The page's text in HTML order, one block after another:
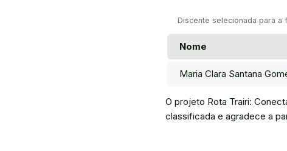
Discente selecionada para a
Nome
Maria Clara Santana
O projeto Rota Trairi:
classificada e agradece a